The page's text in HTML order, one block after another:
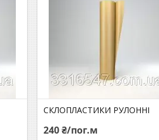
СКЛОПЛАСТИКИ РУЛОННІ
240 ₴/пог.м